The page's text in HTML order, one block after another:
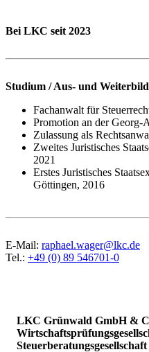
Bei LKC seit 2023
Studium / Aus- und
Fachanwalt für
Promotion an der Georg-
Zulassung als
Zweites Juristisches
2021
Erstes Juristisches
Göttingen, 2016
E-Mail: raphael.wager@lkc.de
Tel.: +49 (0) 89 546701-0
LKC Grünwald GmbH &
Steuerberatungsgesellschaft